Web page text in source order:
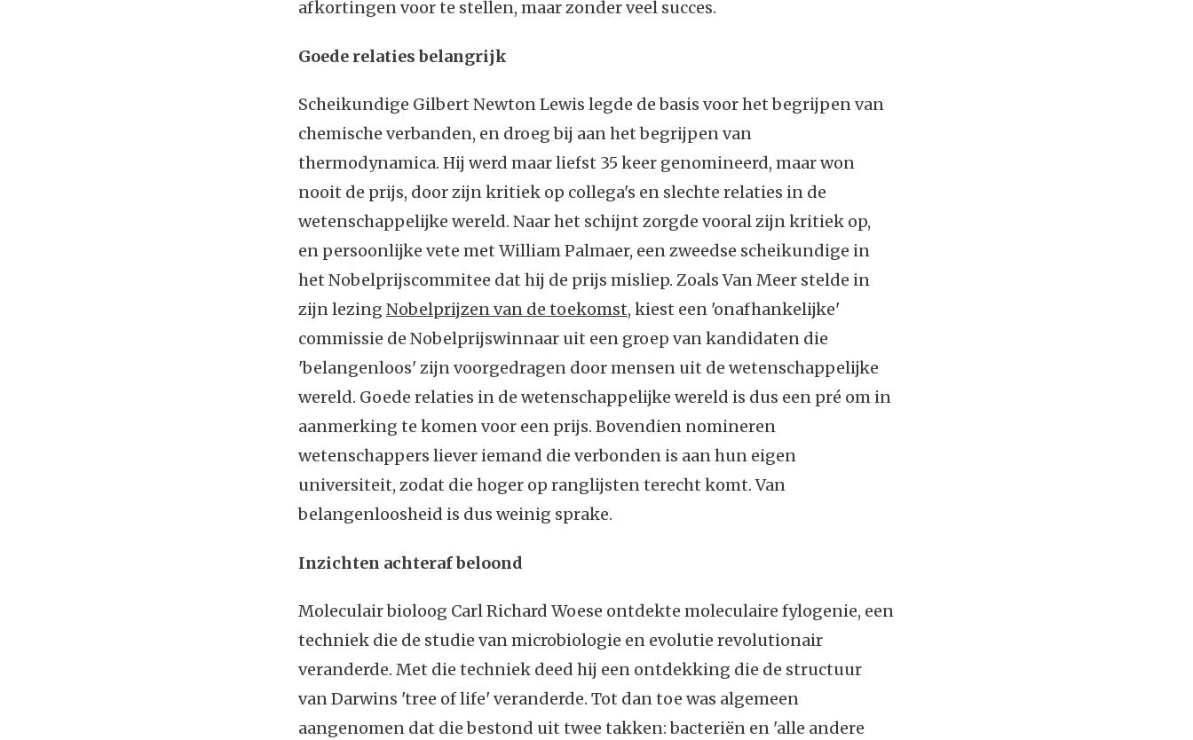
afkortingen voor te stellen, maar zonder veel succes.
Goede relaties belangrijk
Scheikundige Gilbert Newton Lewis legde de basis voor het begrijpen van
chemische verbanden, en droeg bij aan het begrijpen van
thermodynamica. Hij werd maar liefst 35 keer genomineerd, maar won
nooit de prijs, door zijn kritiek op collega's en slechte relaties in de
wetenschappelijke wereld. Naar het schijnt zorgde vooral zijn kritiek op,
en persoonlijke vete met William Palmaer, een zweedse scheikundige in
het Nobelprijscommitee dat hij de prijs misliep. Zoals Van Meer stelde in
zijn lezing Nobelprijzen van de toekomst, kiest een 'onafhankelijke'
commissie de Nobelprijswinnaar uit een groep van kandidaten die
'belangenloos' zijn voorgedragen door mensen uit de wetenschappelijke
wereld. Goede relaties in de wetenschappelijke wereld is dus een pré om in
aanmerking te komen voor een prijs. Bovendien nomineren
wetenschappers liever iemand die verbonden is aan hun eigen
universiteit, zodat die hoger op ranglijsten terecht komt. Van
belangenloosheid is dus weinig sprake.
Inzichten achteraf beloond
Moleculair bioloog Carl Richard Woese ontdekte moleculaire fylogenie, een
techniek die de studie van microbiologie en evolutie revolutionair
veranderde. Met die techniek deed hij een ontdekking die de structuur
van Darwins 'tree of life' veranderde. Tot dan toe was algemeen
aangenomen dat die bestond uit twee takken: bacteriën en 'alle andere